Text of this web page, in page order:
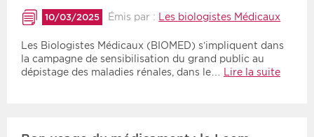
10/03/2025 Émis par : Les biologistes Médicaux
Les Biologistes Médicaux (BIOMED) s’impliquent dans
la campagne de sensibilisation du grand public au
dépistage des maladies rénales, dans le…
Lire la suite